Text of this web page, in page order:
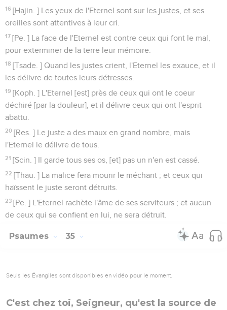
16 [Hajin. ] Les yeux de l'Eternel sont sur les justes, et ses
oreilles sont attentives à leur cri.
17 [Pe. ] La face de l'Eternel est contre ceux qui font le mal,
pour exterminer de la terre leur mémoire.
18 [Tsade. ] Quand les justes crient, l'Eternel les exauce, et il
les délivre de toutes leurs détresses.
19 [Koph. ] L'Eternel [est] près de ceux qui ont le coeur
déchiré [par la douleur], et il délivre ceux qui ont l'esprit
abattu.
20 [Res. ] Le juste a des maux en grand nombre, mais
l'Eternel le délivre de tous.
21 [Scin. ] Il garde tous ses os, [et] pas un n'en est cassé.
22 [Thau. ] La malice fera mourir le méchant ; et ceux qui
haïssent le juste seront détruits.
23 [Pe. ] L'Eternel rachète l'âme de ses serviteurs ; et aucun
de ceux qui se confient en lui, ne sera détruit.
Psaumes 35
Seuls les Évangiles sont disponibles en vidéo pour le moment.
C'est chez toi, Seigneur, qu'est la source de